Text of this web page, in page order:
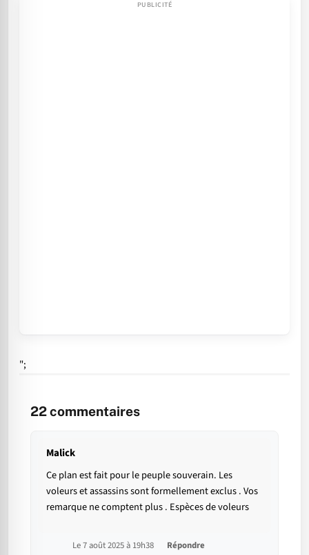
";
22commentaires
Malick
Ce plan est fait pour le peuple souverain. Les
voleurs et assassins sont formellement exclus . Vos
remarque ne comptent plus . Espèces de voleurs
Le 7 août 2025 à 19h38 Répondre